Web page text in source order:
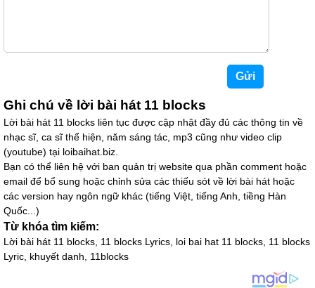
Ghi chú về lời bài hát 11 blocks
Lời bài hát 11 blocks liên tục được cập nhật đầy đủ các thông tin về
nhạc sĩ, ca sĩ thể hiện, năm sáng tác, mp3 cũng như video clip
(youtube) tại loibaihat.biz.
Bạn có thể liên hệ với ban quản trị website qua phần comment hoặc
email để bổ sung hoặc chỉnh sửa các thiếu sót về lời bài hát hoặc
các version hay ngôn ngữ khác (tiếng Việt, tiếng Anh, tiềng Hàn
Quốc...)
Từ khóa tìm kiếm:
Lời bài hát 11 blocks, 11 blocks Lyrics, loi bai hat 11 blocks, 11 blocks
Lyric, khuyết danh, 11blocks